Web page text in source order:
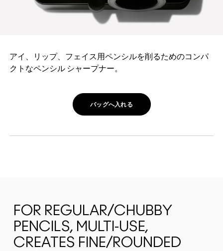
アイ、リップ、フェイス用ペンシルを削るためのコンパ
クトなペンシル シャープナー。
バッグへ入れる
FOR REGULAR/CHUBBY
PENCILS, MULTI-USE,
CREATES FINE/ROUNDED